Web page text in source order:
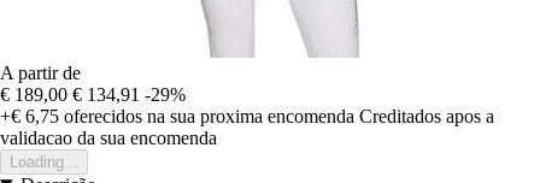
A partir de
€ 189,00 € 134,91 -29%
+€ 6,75 oferecidos na sua proxima encomenda Creditados apos a
validacao da sua encomenda
Loading...